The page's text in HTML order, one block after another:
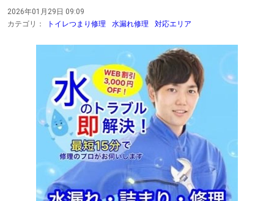
2026年01月29日 09:09
カテゴリ：
トイレつまり修理 水漏れ修理 対応エリア